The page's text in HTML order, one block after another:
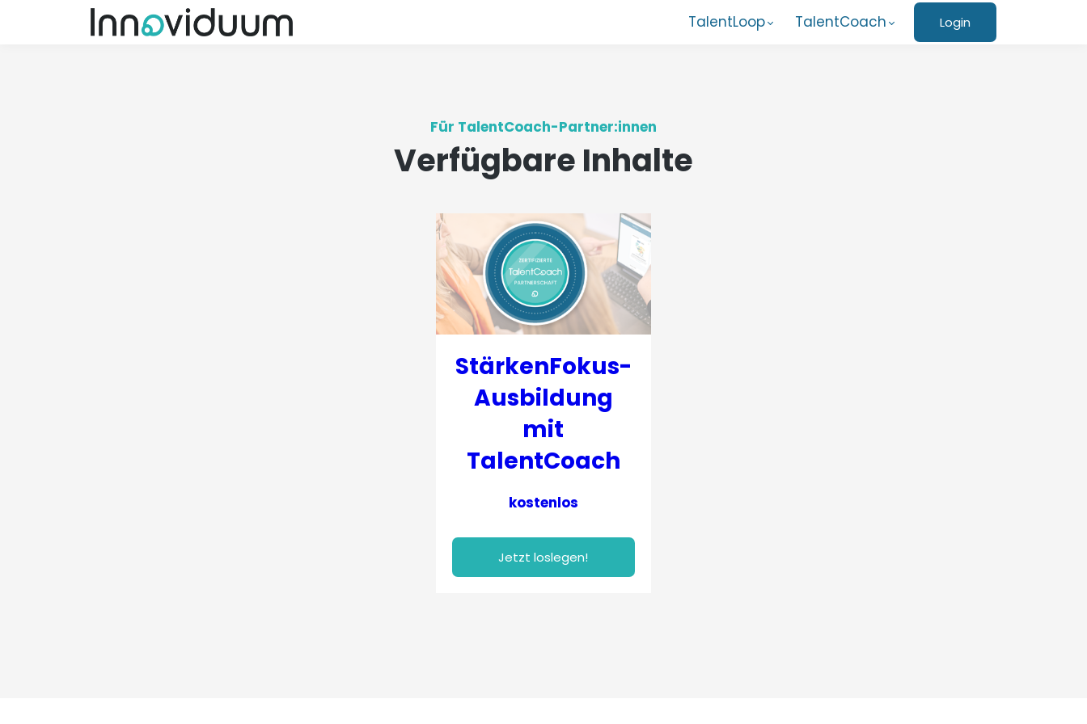
TalentLoop TalentCoach Login
Für TalentCoach-Partner:innen
Verfügbare Inhalte
StärkenFokus-
Ausbildung
mit
TalentCoach
kostenlos
Jetzt loslegen!